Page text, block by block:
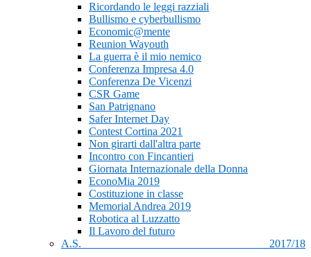
Ricordando le leggi razziali
Bullismo e cyberbullismo
Economic@mente
Reunion Wayouth
La guerra è il mio nemico
Conferenza Impresa 4.0
Conferenza De Vicenzi
CSR Game
San Patrignano
Safer Internet Day
Contest Cortina 2021
Non girarti dall'altra parte
Incontro con Fincantieri
Giornata Internazionale della Donna
EconoMia 2019
Costituzione in classe
Memorial Andrea 2019
Robotica al Luzzatto
Il Lavoro del futuro
A.S. 2017/18